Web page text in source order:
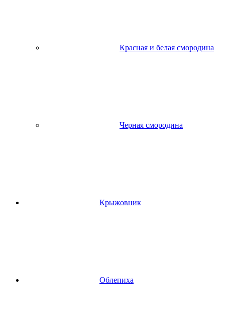
Красная и белая смородина
Черная смородина
Крыжовник
Облепиха